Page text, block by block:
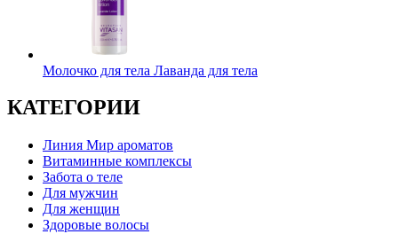
Молочко для тела Лаванда для тела
КАТЕГОРИИ
Линия Мир ароматов
Витаминные комплексы
Забота о теле
Для мужчин
Для женщин
Здоровые волосы